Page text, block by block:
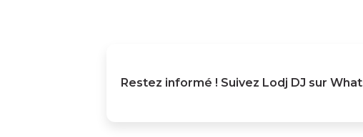
Restez informé ! Suivez Lodj DJ sur